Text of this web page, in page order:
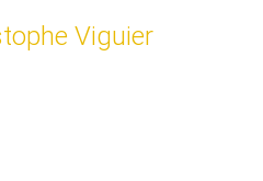
Viguier